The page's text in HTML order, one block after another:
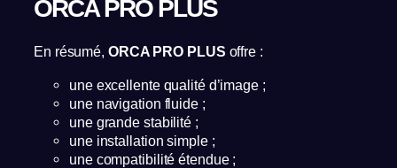
ORCA PRO PLUS
En résumé, ORCA PRO PLUS offre :
une excellente qualité d’image ;
une navigation fluide ;
une grande stabilité ;
une installation simple ;
une compatibilité étendue ;